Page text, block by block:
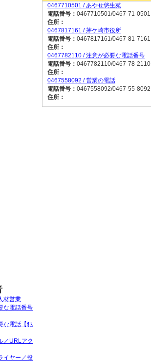
0467710501 / あやせ悠生苑
電話番号： 0467710501/0467-71-0501
住所：
0467817161 / 茅ケ崎市役所
電話番号： 0467817161/0467-81-7161
住所：
0467782110 / 注意が必要な電話番号
電話番号： 0467782110/0467-78-2110
住所：
0467558092 / 営業の電話
電話番号： 0467558092/0467-55-8092
住所：
材営業
な電話番号
な電話【犯
／URLアク
イヤー／投